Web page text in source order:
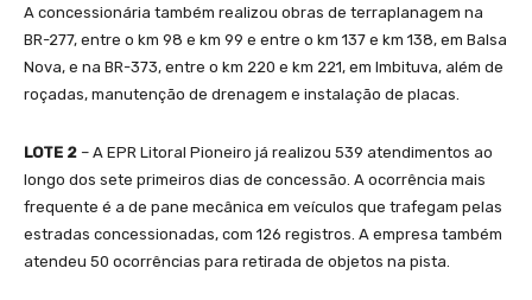
A concessionária também realizou obras de terraplanagem na
BR-277, entre o km 98 e km 99 e entre o km 137 e km 138, em Balsa
Nova, e na BR-373, entre o km 220 e km 221, em Imbituva, além de
roçadas, manutenção de drenagem e instalação de placas.
LOTE 2 – A EPR Litoral Pioneiro já realizou 539 atendimentos ao
longo dos sete primeiros dias de concessão. A ocorrência mais
frequente é a de pane mecânica em veículos que trafegam pelas
estradas concessionadas, com 126 registros. A empresa também
atendeu 50 ocorrências para retirada de objetos na pista.